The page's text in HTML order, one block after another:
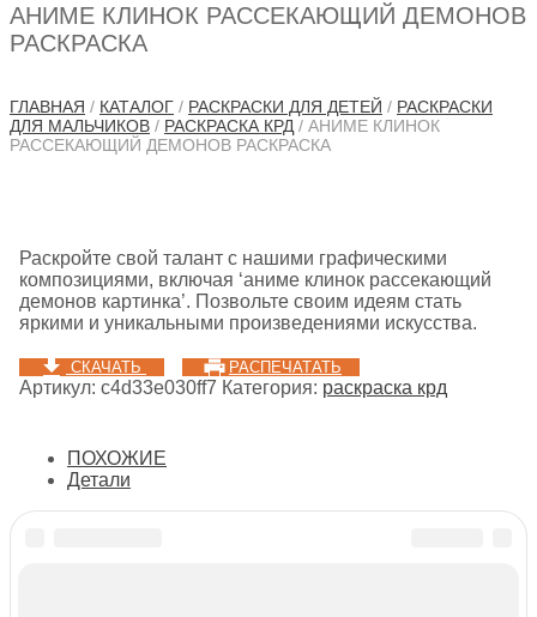
АНИМЕ КЛИНОК РАССЕКАЮЩИЙ ДЕМОНОВ
РАСКРАСКА
ГЛАВНАЯ / КАТАЛОГ / РАСКРАСКИ ДЛЯ ДЕТЕЙ / РАСКРАСКИ
ДЛЯ МАЛЬЧИКОВ / РАСКРАСКА КРД/ АНИМЕ КЛИНОК
РАССЕКАЮЩИЙ ДЕМОНОВ РАСКРАСКА
Раскройте свой талант с нашими графическими
композициями, включая ‘аниме клинок рассекающий
демонов картинка’. Позвольте своим идеям стать
яркими и уникальными произведениями искусства.
СКАЧАТЬ РАСПЕЧАТАТЬ
Артикул: c4d33e030ff7 Категория: раскраска крд
ПОХОЖИЕ
Детали